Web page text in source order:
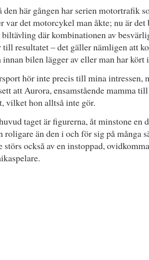
den här gången har serien motortrafik
var det motorcykel man åkte; nu är
där kombinationen av
till resultatet – det gäller nämligen att
innan bilen lägger av eller man har
hör inte precis till mina intressen,
att Aurora, ensamstående mamma
vilket hon alltså inte gör.
taget är figurerna, åt minstone en
roligare än den i och för sig på många
störs också av en instoppad,